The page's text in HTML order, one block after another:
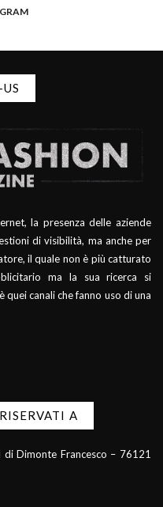
la presenza delle aziende
di visibilità, ma anche per
il quale non è più catturato
ma la sua ricerca si
canali che fanno uso di una
A
Dimonte Francesco – 76121